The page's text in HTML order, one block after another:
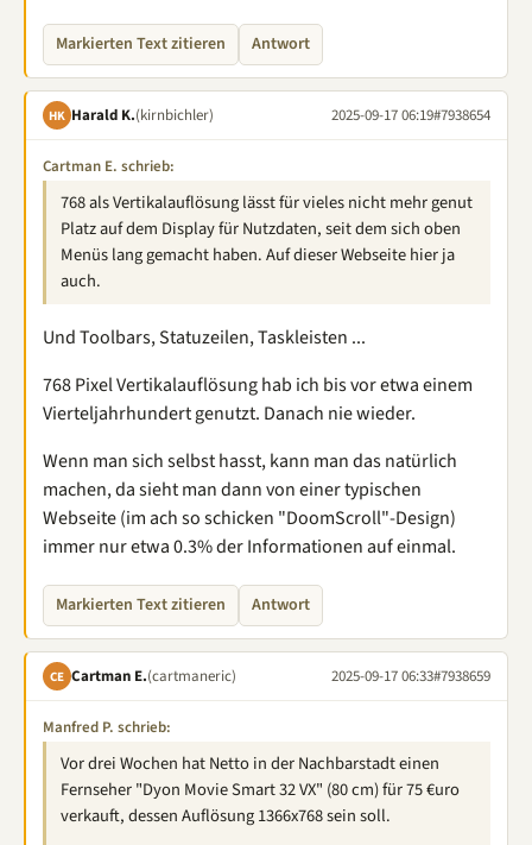
Markierten Text zitieren Antwort
HK Harald K.(kirnbichler) 2025-09-17 06:19#7938654
Cartman E. schrieb:
768 als Vertikalauflösung lässt für vieles nicht mehr genut
Platz auf dem Display für Nutzdaten, seit dem sich oben
Menüs lang gemacht haben. Auf dieser Webseite hier ja
auch.
Und Toolbars, Statuzeilen, Taskleisten ...
768 Pixel Vertikalauflösung hab ich bis vor etwa einem
Vierteljahrhundert genutzt. Danach nie wieder.
Wenn man sich selbst hasst, kann man das natürlich
machen, da sieht man dann von einer typischen
Webseite (im ach so schicken "DoomScroll"-Design)
immer nur etwa 0.3% der Informationen auf einmal.
Markierten Text zitieren Antwort
CE Cartman E.(cartmaneric) 2025-09-17 06:33#7938659
Manfred P. schrieb:
Vor drei Wochen hat Netto in der Nachbarstadt einen
Fernseher "Dyon Movie Smart 32 VX" (80 cm) für 75 €uro
verkauft, dessen Auflösung 1366x768 sein soll.